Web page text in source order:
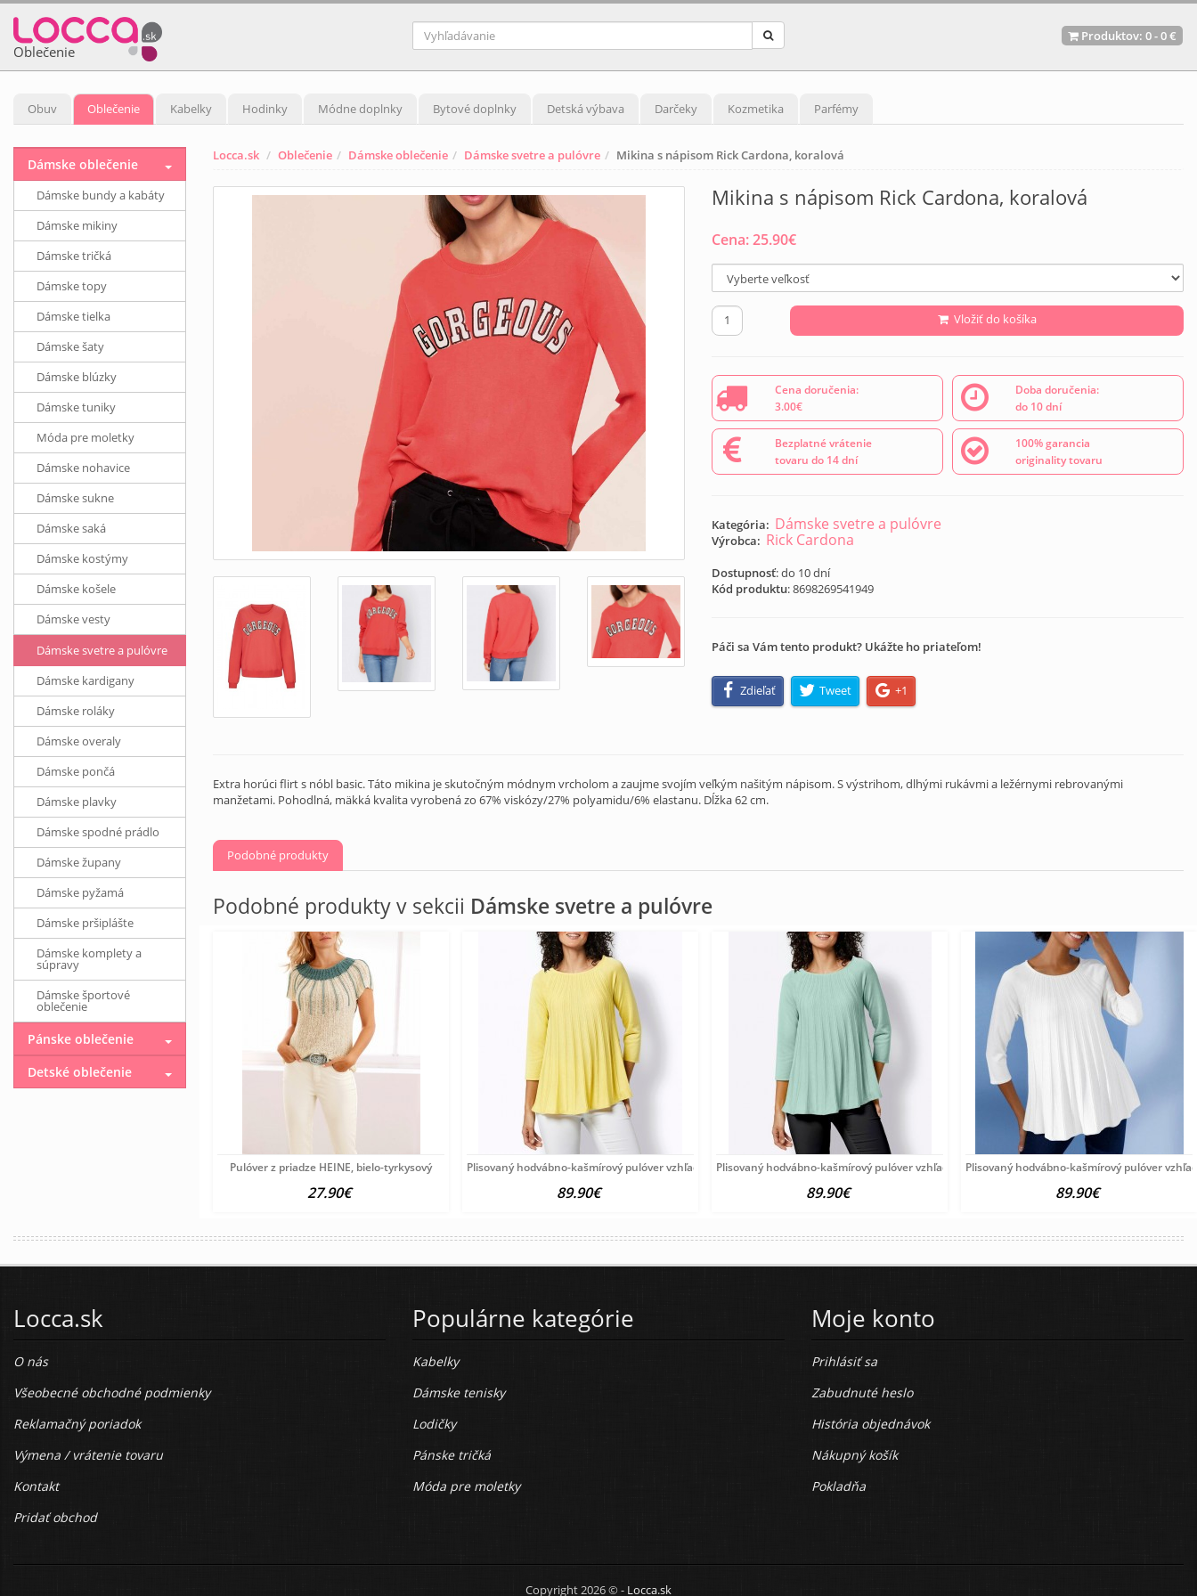
Oblečenie
Produktov: 0-0 €
Obuv Oblečenie Kabelky Hodinky Módne doplnky Bytové doplnky Detská výbava Darčeky Kozmetika Parfémy
Locca.sk Oblečenie Dámske oblečenie Dámske svetre a pulóvre Mikina s nápisom Rick Cardona, koralová
Mikina s nápisom Rick Cardona, koralová
Cena:25.90€
Vložiť do košíka
Cena doručenia:
3.00€
Doba doručenia:
do 10 dní
Bezplatné vrátenie
tovaru do 14 dní
100% garancia
originality tovaru
Kategória: Dámske svetre a pulóvre
Výrobca: Rick Cardona
Dostupnosť: do 10 dní
Kód produktu:8698269541949
Páči sa Vám tento produkt? Ukážte ho priateľom!
Zdieľať Tweet +1
Extra horúci flirt s nóbl basic. Táto mikina je skutočným módnym vrcholom a zaujme svojím veľkým našitým nápisom. S výstrihom, dlhými rukávmi a ležérnymi rebrovanými
manžetami. Pohodlná, mäkká kvalita vyrobená zo 67% viskózy/27% polyamidu/6% elastanu. Dĺžka 62 cm.
Podobné produkty
Podobné produkty v sekcii Dámske svetre a pulóvre
Pulóver z priadze HEINE, bielo-tyrkysový
27.90€
Plisovaný hodvábno-kašmírový pulóver vzhľadom Création
89.90€
Plisovaný hodvábno-kašmírový pulóver vzhľadom Création
89.90€
Plisovaný hodvábno-kašmírový pulóver
89.90€
Dámske oblečenie
Dámske bundy a kabáty
Dámske mikiny
Dámske tričká
Dámske topy
Dámske tielka
Dámske šaty
Dámske blúzky
Dámske tuniky
Móda pre moletky
Dámske nohavice
Dámske sukne
Dámske saká
Dámske kostýmy
Dámske košele
Dámske vesty
Dámske svetre a pulóvre
Dámske kardigany
Dámske roláky
Dámske overaly
Dámske pončá
Dámske plavky
Dámske spodné prádlo
Dámske župany
Dámske pyžamá
Dámske pršiplášte
Dámske komplety a
súpravy
Dámske športové
oblečenie
Pánske oblečenie
Detské oblečenie
Locca.sk
O nás
Všeobecné obchodné podmienky
Reklamačný poriadok
Výmena / vrátenie tovaru
Kontakt
Pridať obchod
Populárne kategórie
Kabelky
Dámske tenisky
Lodičky
Pánske tričká
Móda pre moletky
Moje konto
Prihlásiť sa
Zabudnuté heslo
História objednávok
Nákupný košík
Pokladňa
Copyright 2026 © - Locca.sk